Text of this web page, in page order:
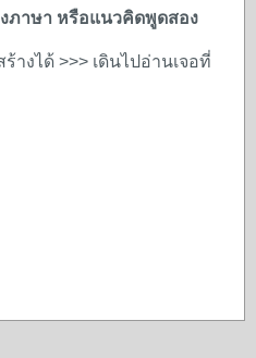
ภาษา หรือแนวคิดพูดสอง
งได้ >>> เดินไปอ่านเจอที่